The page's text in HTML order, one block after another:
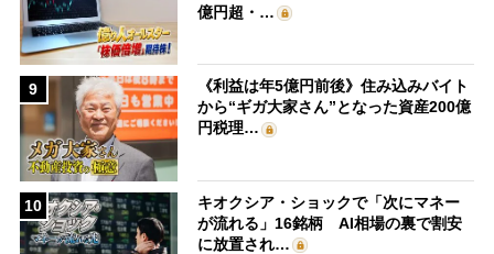
億円超・…
9
《利益は年5億円前後》住み込みバイト
から“ギガ大家さん”となった資産200億
円税理…
10
キオクシア・ショックで「次にマネー
が流れる」16銘柄 AI相場の裏で割安
に放置され…